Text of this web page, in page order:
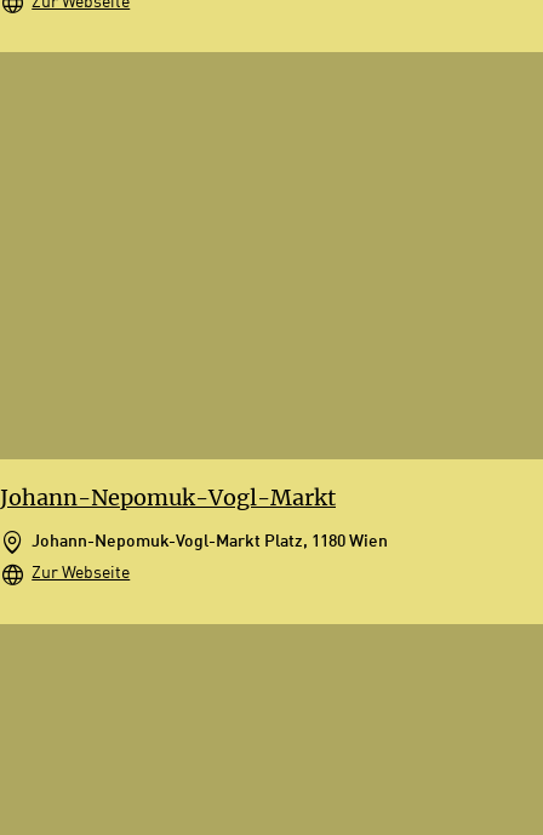
Johann-Nepomuk-Vogl-Markt
Johann-Nepomuk-Vogl-Markt Platz, 1180 Wien
Zur Webseite